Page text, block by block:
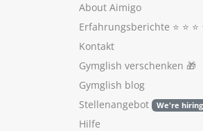
About Aimigo
Erfahrungsberichte ⭐️ ⭐️ ⭐️
Kontakt
Gymglish verschenken 🎁
Gymglish blog
Stellenangebot
We're hiring
Hilfe